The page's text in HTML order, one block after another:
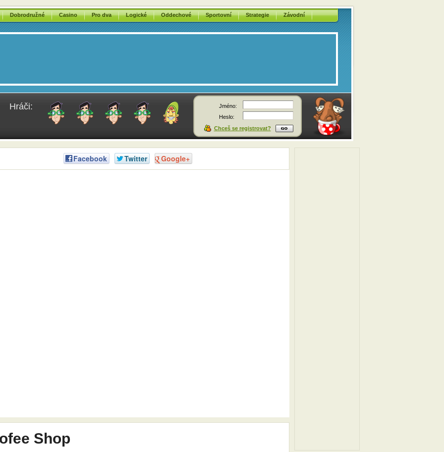
Dobrodružné Casino Pro dva Logické Oddechové Sportovní Strategie Závodní
Hráči:
Jméno:
Heslo:
Chceš se registrovat?
Facebook Twitter Google+
Shop